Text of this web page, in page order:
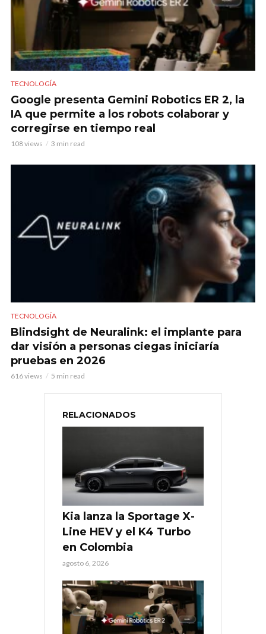
TECNOLOGÍA
Google presenta Gemini Robotics ER 2, la
IA que permite a los robots colaborar y
corregirse en tiempo real
108 views 3 min read
TECNOLOGÍA
Blindsight de Neuralink: el implante para
dar visión a personas ciegas iniciaría
pruebas en 2026
616 views 5 min read
RELACIONADOS
Kia lanza la Sportage X-
Line HEV y el K4 Turbo
en Colombia
agosto 6, 2026